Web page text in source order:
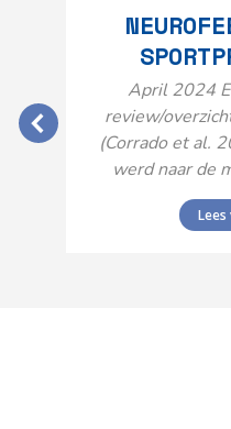
April 2024
review/
(Corrado et al.
werd naar de
Lees